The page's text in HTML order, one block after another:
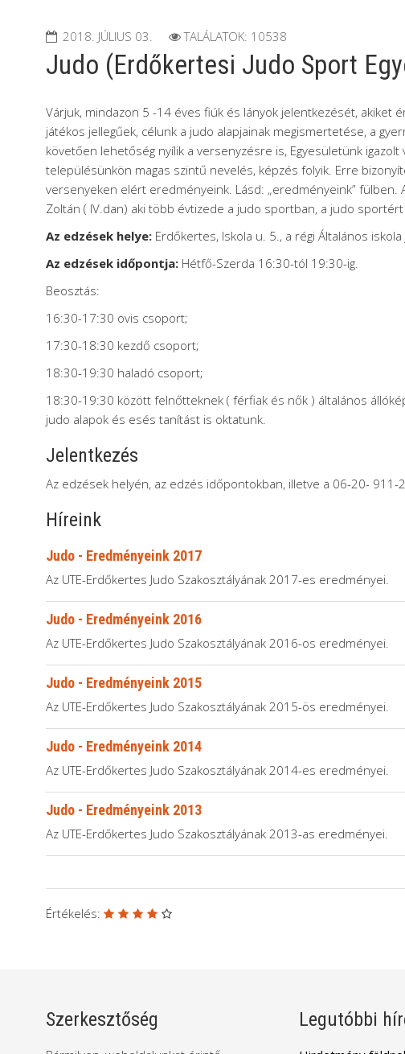
2018. JÚLIUS 03. TALÁLATOK: 10538
Judo (Erdőkertesi Judo Sport
Várjuk, mindazon 5 -14 éves fiúk és lányok jelentkezését, akiket
játékos jellegűek, célunk a judo alapjainak megismertetése, a
követően lehetőség nyílik a versenyzésre is, Egyesületünk
településünkön magas szintű nevelés, képzés folyik. Erre
versenyeken elért eredményeink. Lásd: „eredményeink”
Zoltán ( IV.dan) aki több évtizede a judo sportban, a judo sportért
Az edzések helye: Erdőkertes, Iskola u. 5., a régi Általános
Az edzések időpontja: Hétfő-Szerda 16:30-tól 19:30-ig.
Beosztás:
16:30-17:30 ovis csoport;
17:30-18:30 kezdő csoport;
18:30-19:30 haladó csoport;
18:30-19:30 között felnőtteknek ( férfiak és nők ) általános
judo alapok és esés tanítást is oktatunk.
Jelentkezés
Az edzések helyén, az edzés időpontokban, illetve a 06-20-
Híreink
Judo - Eredményeink 2017
Az UTE-Erdőkertes Judo Szakosztályának 2017-es eredményei.
Judo - Eredményeink 2016
Az UTE-Erdőkertes Judo Szakosztályának 2016-os eredményei.
Judo - Eredményeink 2015
Az UTE-Erdőkertes Judo Szakosztályának 2015-ös eredményei.
Judo - Eredményeink 2014
Az UTE-Erdőkertes Judo Szakosztályának 2014-es eredményei.
Judo - Eredményeink 2013
Az UTE-Erdőkertes Judo Szakosztályának 2013-as eredményei.
Értékelés:
Szerkesztőség Legutóbbi